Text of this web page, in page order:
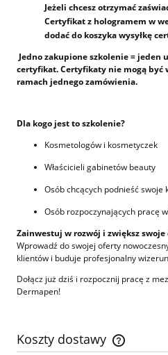
Jeżeli chcesz otrzymać
Certyfikat z hologramem w
dodać do koszyka wysyłkę
Jedno zakupione szkolenie = jeden
certyfikat. Certyfikaty nie mogą być
ramach jednego zamówienia.
Dla kogo jest to szkolenie?
Kosmetologów i kosmetyczek
Właścicieli gabinetów beauty
Osób chcących podnieść swoje
Osób rozpoczynających pracę
Zainwestuj w rozwój i zwiększ swoje
Wprowadź do swojej oferty
klientów i buduje profesjonalny
Dołącz już dziś i rozpocznij pracę z
Dermapen!
Koszty dostawy
Cena nie zawiera ewentualnych